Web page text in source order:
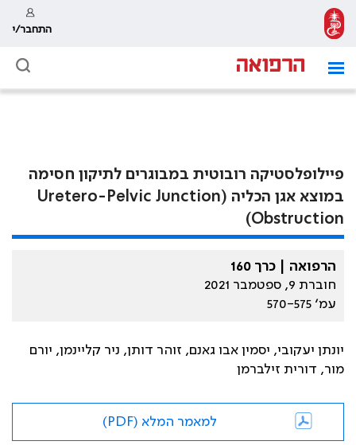
התחבר/י
פיילופלסטיקה רובוטית במבוגרים לתיקון חסימה
במוצא אגן הכליה (Uretero-Pelvic Junction
Obstruction)
הרפואה | כרך 160
חוברת 9, ספטמבר 2021
עמ׳ 570-575
יונתן יעקובי, יסמין אבו גאנם, זוהר דותן, ניר קליינמן, יורם
מור, דורית זילברמן
למאמר המלא (PDF)